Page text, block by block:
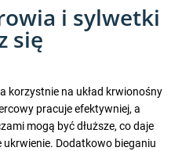
i sylwetki
się
korzystnie na układ krwionośny
pracuje efektywniej, a
mogą być dłuższe, co daje
ukrwienie. Dodatkowo bieganiu